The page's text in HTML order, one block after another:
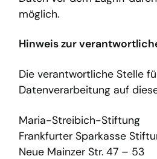
möglich.
Hinweis zur
Die verantwortliche Stelle
Datenverarbeitung auf
Maria-Streibich-Stiftung
Frankfurter Sparkasse
Neue Mainzer Str. 47 – 53